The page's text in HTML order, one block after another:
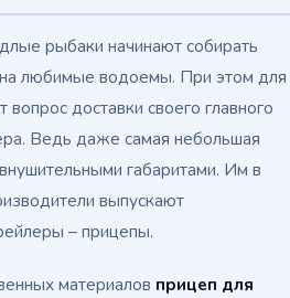
рыбаки начинают собирать
любимые водоемы. При этом для
вопрос доставки своего главного
Ведь даже самая небольшая
габаритами. Им в
выпускают
– прицепы.
материалов прицеп для